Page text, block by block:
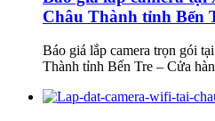
Châu Thành tỉnh Bến
Báo giá lắp camera trọn gói
Thành tỉnh Bến Tre – Cửa